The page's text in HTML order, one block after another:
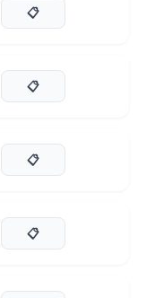
📋
📋
📋
📋